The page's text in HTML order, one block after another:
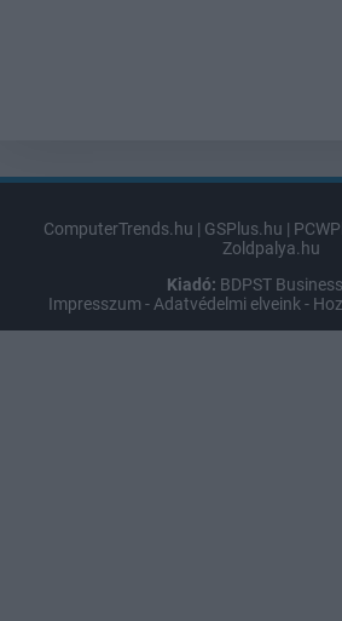
ComputerTrends.hu | GSPlus.hu |
Zoldpalya.hu
Kiadó: BDPST
Impresszum - Adatvédelmi elveink -